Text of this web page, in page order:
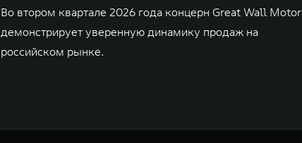
Во втором квартале 2026 года концерн Great Wall Motor
демонстрирует уверенную динамику продаж на
российском рынке.